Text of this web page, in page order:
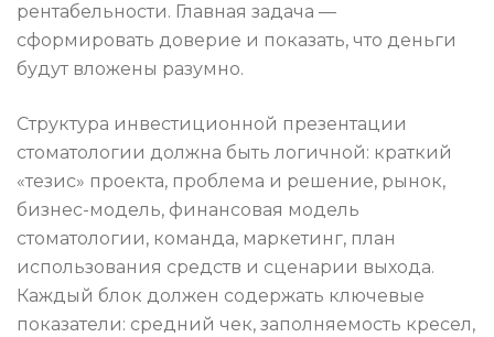
рентабельности. Главная задача —
сформировать доверие и показать, что деньги
будут вложены разумно.
Структура инвестиционной презентации
стоматологии должна быть логичной: краткий
«тезис» проекта, проблема и решение, рынок,
бизнес-модель, финансовая модель
стоматологии, команда, маркетинг, план
использования средств и сценарии выхода.
Каждый блок должен содержать ключевые
показатели: средний чек, заполняемость кресел,